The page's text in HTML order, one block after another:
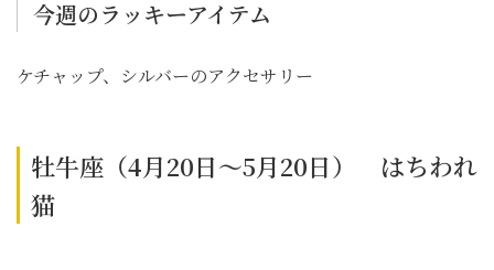
今週のラッキーアイテム
ケチャップ、シルバーのアクセサリー
牡牛座（4月20日～5月20日） はちわれ
猫